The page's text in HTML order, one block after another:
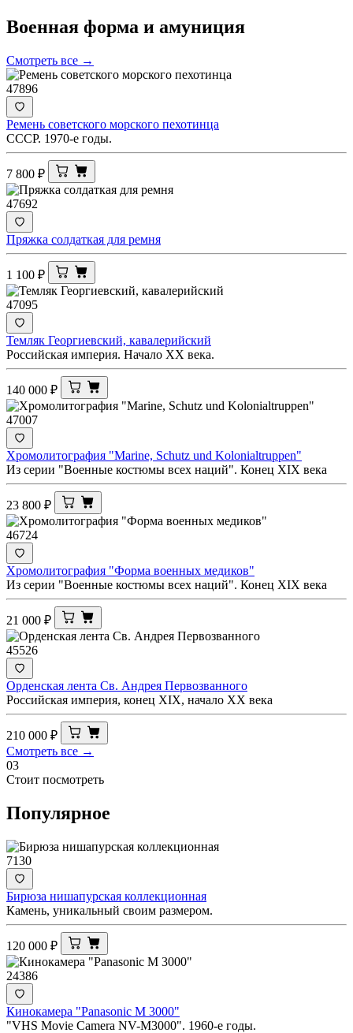
Военная форма и амуниция
Смотреть все →
47896
Ремень советского морского пехотинца
СССР. 1970-е годы.
7 800 ₽
47692
Пряжка солдаткая для ремня
1 100 ₽
47095
Темляк Георгиевский, кавалерийский
Российская империя. Начало ХХ века.
140 000 ₽
47007
Хромолитография "Мarine, Schutz und Kolonialtruppen"
Из серии "Военные костюмы всех наций". Конец ХIX века
23 800 ₽
46724
Хромолитография "Форма военных медиков"
Из серии "Военные костюмы всех наций". Конец ХIX века
21 000 ₽
45526
Орденская лента Св. Андрея Первозванного
Российская империя, конец XIX, начало ХХ века
210 000 ₽
Смотреть все →
03
Стоит посмотреть
Популярное
7130
Бирюза нишапурская коллекционная
Камень, уникальный своим размером.
120 000 ₽
24386
Кинокамера "Panasonic M 3000"
"VHS Movie Camera NV-M3000". 1960-е годы.